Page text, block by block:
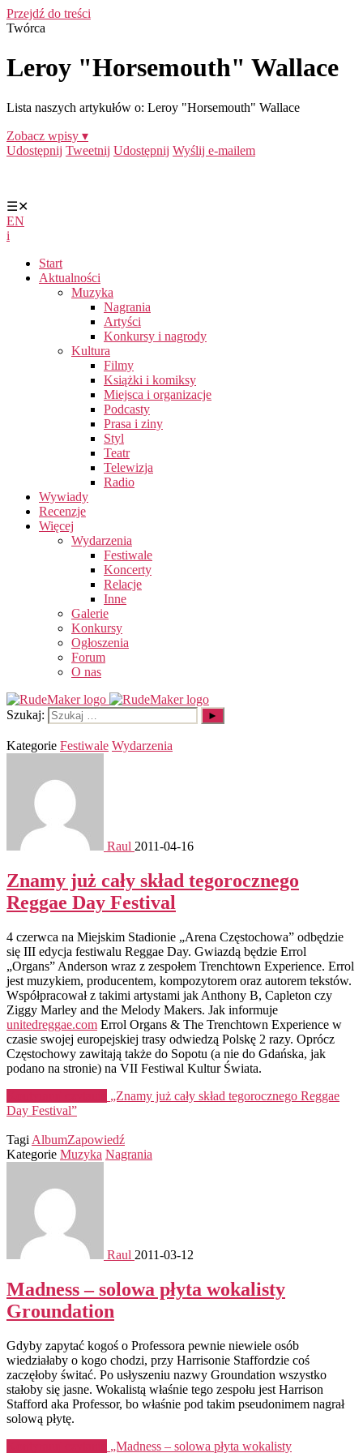
Przejdź do treści
Twórca
Leroy "Horsemouth" Wallace
Lista naszych artykułów o: Leroy "Horsemouth" Wallace
Zobacz wpisy ▾
Udostępnij Tweetnij Udostępnij Wyślij e-mailem
☰✕
EN
i
Start
Aktualności
Muzyka
Nagrania
Artyści
Konkursy i nagrody
Kultura
Filmy
Książki i komiksy
Miejsca i organizacje
Podcasty
Prasa i ziny
Styl
Teatr
Telewizja
Radio
Wywiady
Recenzje
Więcej
Wydarzenia
Festiwale
Koncerty
Relacje
Inne
Galerie
Konkursy
Ogłoszenia
Forum
O nas
Szukaj:
Kategorie Festiwale Wydarzenia
Raul 2011-04-16
Znamy już cały skład tegorocznego
Reggae Day Festival
4 czerwca na Miejskim Stadionie „Arena Częstochowa” odbędzie
się III edycja festiwalu Reggae Day. Gwiazdą będzie Errol
„Organs” Anderson wraz z zespołem Trenchtown Experience. Errol
jest muzykiem, producentem, kompozytorem oraz autorem tekstów.
Współpracował z takimi artystami jak Anthony B, Capleton czy
Ziggy Marley and the Melody Makers. Jak informuje
unitedreggae.com Errol Organs & The Trenchtown Experience w
czasie swojej europejskiej trasy odwiedzą Polskę 2 razy. Oprócz
Częstochowy zawitają także do Sopotu (a nie do Gdańska, jak
podano na stronie) na VII Festiwal Kultur Świata.
„Znamy już cały skład tegorocznego Reggae
Day Festival”
Tagi AlbumZapowiedź
Kategorie Muzyka Nagrania
Raul 2011-03-12
Madness – solowa płyta wokalisty
Groundation
Gdyby zapytać kogoś o Professora pewnie niewiele osób
wiedziałaby o kogo chodzi, przy Harrisonie Staffordzie coś
zaczęłoby świtać. Po usłyszeniu nazwy Groundation wszystko
stałoby się jasne. Wokalistą właśnie tego zespołu jest Harrison
Stafford aka Professor, bo właśnie pod takim pseudonimem nagrał
solową płytę.
„Madness – solowa płyta wokalisty